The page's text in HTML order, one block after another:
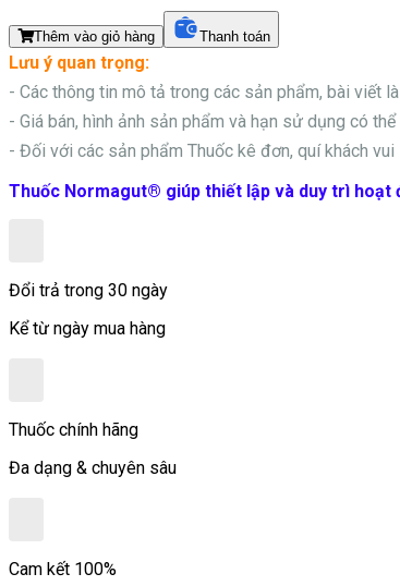
Thêm vào giỏ hàng Thanh toán
Lưu ý quan trọng:
- Các thông tin mô tả trong các sản phẩm, bài viết
- Giá bán, hình ảnh sản phẩm và hạn sử dụng có
- Đối với các sản phẩm Thuốc kê đơn, quí khách
Thuốc Normagut® giúp thiết lập và duy trì hoạt
Đổi trả trong 30 ngày
Kể từ ngày mua hàng
Thuốc chính hãng
Đa dạng & chuyên sâu
Cam kết 100%